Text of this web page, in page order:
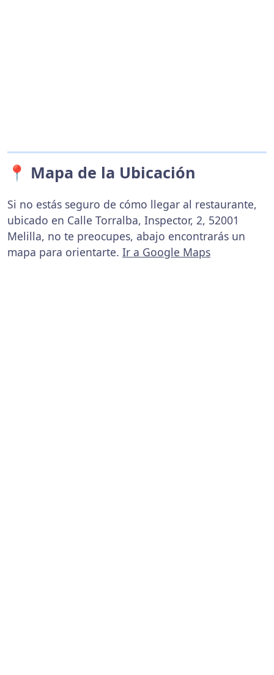
📍 Mapa de la Ubicación
Si no estás seguro de cómo llegar al restaurante,
ubicado en Calle Torralba, Inspector, 2, 52001
Melilla, no te preocupes, abajo encontrarás un
mapa para orientarte. Ir a Google Maps